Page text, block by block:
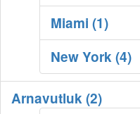
Miami (1)
New York (4)
Arnavutluk (2)